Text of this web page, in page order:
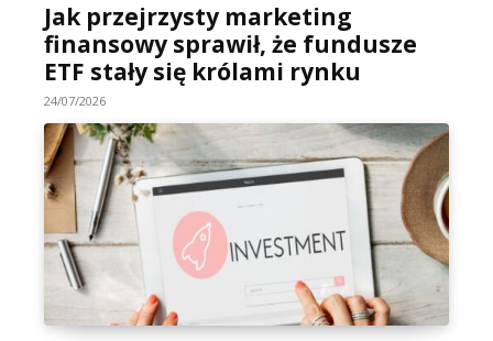
Jak przejrzysty marketing
finansowy sprawił, że fundusze
ETF stały się królami rynku
24/07/2026